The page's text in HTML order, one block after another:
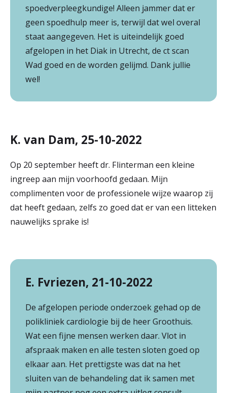
spoedverpleegkundige! Alleen jammer dat er
geen spoedhulp meer is, terwijl dat wel overal
staat aangegeven. Het is uiteindelijk goed
afgelopen in het Diak in Utrecht, de ct scan
Wad goed en de worden gelijmd. Dank jullie
wel!
K. van Dam, 25-10-2022
Op 20 september heeft dr. Flinterman een kleine
ingreep aan mijn voorhoofd gedaan. Mijn
complimenten voor de professionele wijze waarop zij
dat heeft gedaan, zelfs zo goed dat er van een litteken
nauwelijks sprake is!
E. Fvriezen, 21-10-2022
De afgelopen periode onderzoek gehad op de
polikliniek cardiologie bij de heer Groothuis.
Wat een fijne mensen werken daar. Vlot in
afspraak maken en alle testen sloten goed op
elkaar aan. Het prettigste was dat na het
sluiten van de behandeling dat ik samen met